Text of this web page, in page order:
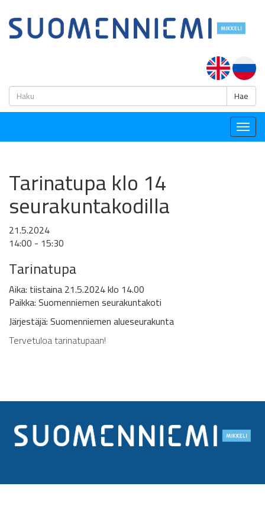
Hae
Tarinatupa klo 14
seurakuntakodilla
21.5.2024
14:00 - 15:30
Tarinatupa
Aika: tiistaina 21.5.2024 klo 14.00
Paikka: Suomenniemen seurakuntakoti
Järjestäjä: Suomenniemen alueseurakunta
Tervetuloa tarinatupaan!